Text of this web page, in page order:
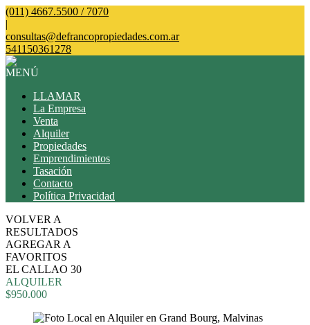
(011) 4667.5500 / 7070
|
consultas@defrancopropiedades.com.ar
541150361278
MENÚ
LLAMAR
La Empresa
Venta
Alquiler
Propiedades
Emprendimientos
Tasación
Contacto
Política Privacidad
VOLVER A
RESULTADOS
AGREGAR A
FAVORITOS
EL CALLAO 30
ALQUILER
$950.000